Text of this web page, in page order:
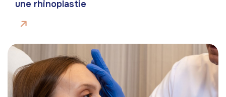
une rhinoplastie